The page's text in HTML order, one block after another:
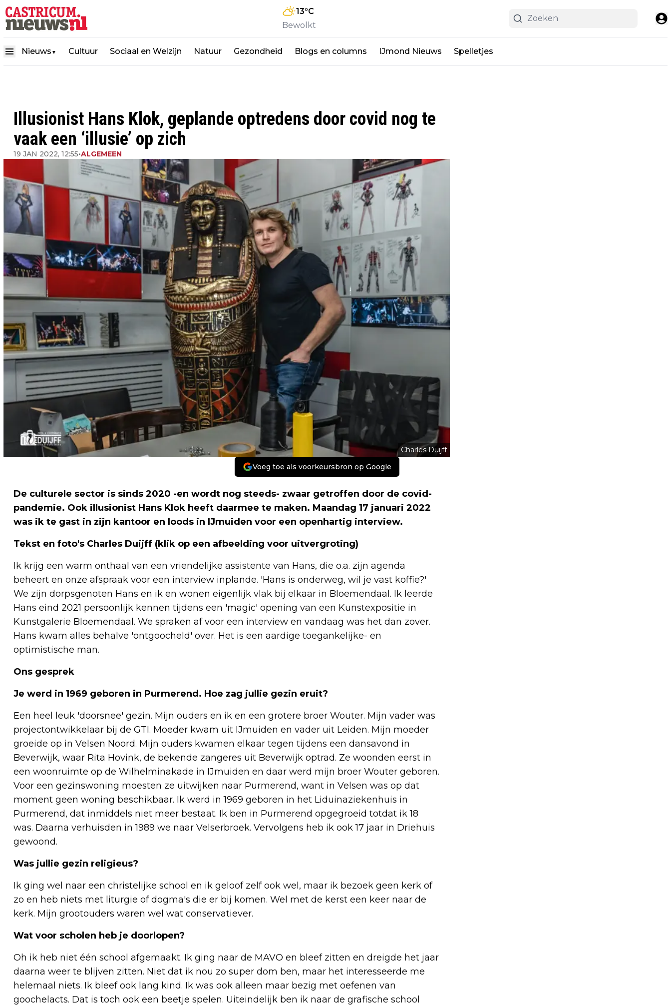
13°C
Bewolkt
Nieuws ▼ Cultuur Sociaal en Welzijn Natuur Gezondheid Blogs en columns IJmond Nieuws Spelletjes
Illusionist Hans Klok, geplande optredens door covid nog te
vaak een ‘illusie’ op zich
19 JAN 2022, 12:55•ALGEMEEN
Charles Duijff
Voeg toe als voorkeursbron op Google
De culturele sector is sinds 2020 -en wordt nog steeds- zwaar getroffen door de covid-
pandemie. Ook illusionist Hans Klok heeft daarmee te maken. Maandag 17 januari 2022
was ik te gast in zijn kantoor en loods in IJmuiden voor een openhartig interview.
Tekst en foto's Charles Duijff (klik op een afbeelding voor uitvergroting)
Ik krijg een warm onthaal van een vriendelijke assistente van Hans, die o.a. zijn agenda
beheert en onze afspraak voor een interview inplande. 'Hans is onderweg, wil je vast koffie?'
We zijn dorpsgenoten Hans en ik en wonen eigenlijk vlak bij elkaar in Bloemendaal. Ik leerde
Hans eind 2021 persoonlijk kennen tijdens een 'magic' opening van een Kunstexpositie in
Kunstgalerie Bloemendaal. We spraken af voor een interview en vandaag was het dan zover.
Hans kwam alles behalve 'ontgoocheld' over. Het is een aardige toegankelijke- en
optimistische man.
Ons gesprek
Je werd in 1969 geboren in Purmerend. Hoe zag jullie gezin eruit?
Een heel leuk 'doorsnee' gezin. Mijn ouders en ik en een grotere broer Wouter. Mijn vader was
projectontwikkelaar bij de GTI. Moeder kwam uit IJmuiden en vader uit Leiden. Mijn moeder
groeide op in Velsen Noord. Mijn ouders kwamen elkaar tegen tijdens een dansavond in
Beverwijk, waar Rita Hovink, de bekende zangeres uit Beverwijk optrad. Ze woonden eerst in
een woonruimte op de Wilhelminakade in IJmuiden en daar werd mijn broer Wouter geboren.
Voor een gezinswoning moesten ze uitwijken naar Purmerend, want in Velsen was op dat
moment geen woning beschikbaar. Ik werd in 1969 geboren in het Liduinaziekenhuis in
Purmerend, dat inmiddels niet meer bestaat. Ik ben in Purmerend opgegroeid totdat ik 18
was. Daarna verhuisden in 1989 we naar Velserbroek. Vervolgens heb ik ook 17 jaar in Driehuis
gewoond.
Was jullie gezin religieus?
Ik ging wel naar een christelijke school en ik geloof zelf ook wel, maar ik bezoek geen kerk of
zo en heb niets met liturgie of dogma's die er bij komen. Wel met de kerst een keer naar de
kerk. Mijn grootouders waren wel wat conservatiever.
Wat voor scholen heb je doorlopen?
Oh ik heb niet één school afgemaakt. Ik ging naar de MAVO en bleef zitten en dreigde het jaar
daarna weer te blijven zitten. Niet dat ik nou zo super dom ben, maar het interesseerde me
helemaal niets. Ik bleef ook lang kind. Ik was ook alleen maar bezig met oefenen van
goochelacts. Dat is toch ook een beetje spelen. Uiteindelijk ben ik naar de grafische school